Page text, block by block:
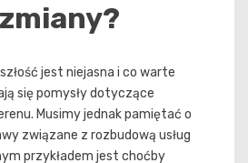
jest niejasna i co warte
się pomysły dotyczące
Musimy jednak pamiętać o
związane z rozbudową usług
przykładem jest choćby